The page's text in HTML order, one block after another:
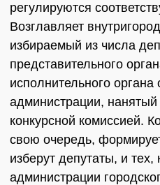
регулируются
Возглавляет
избираемый из числа
представительного
исполнительного
администрации, нанятый
конкурсной комиссией.
свою очередь,
изберут депутаты, и тех,
администрации